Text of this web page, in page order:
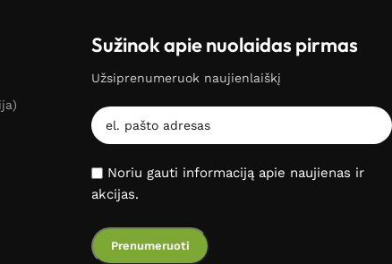
Sužinok apie nuolaidas pirmas
Užsiprenumeruok naujienlaiškį
Noriu gauti informaciją apie naujienas ir
akcijas.